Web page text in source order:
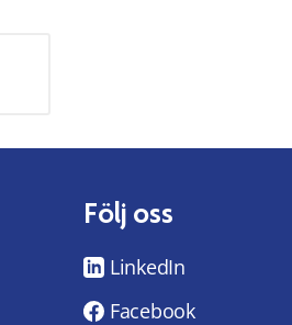
Följ oss
LinkedIn
Facebook